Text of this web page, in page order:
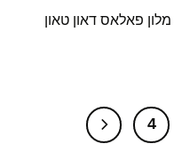
פאלאס דאון טאון
4